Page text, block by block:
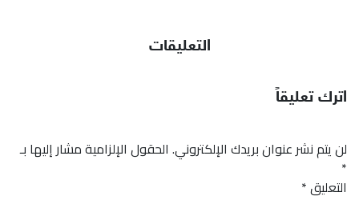
التعليقات
اترك تعليقاً
لن يتم نشر عنوان بريدك الإلكتروني. الحقول الإلزامية مشار إليها بـ
*
التعليق*